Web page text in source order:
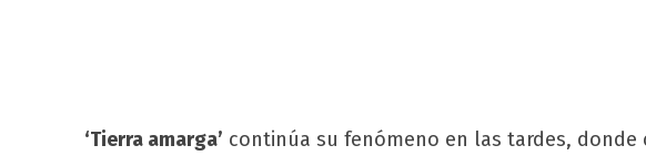
‘Tierra amarga’ continúa su fenómeno en las tardes,